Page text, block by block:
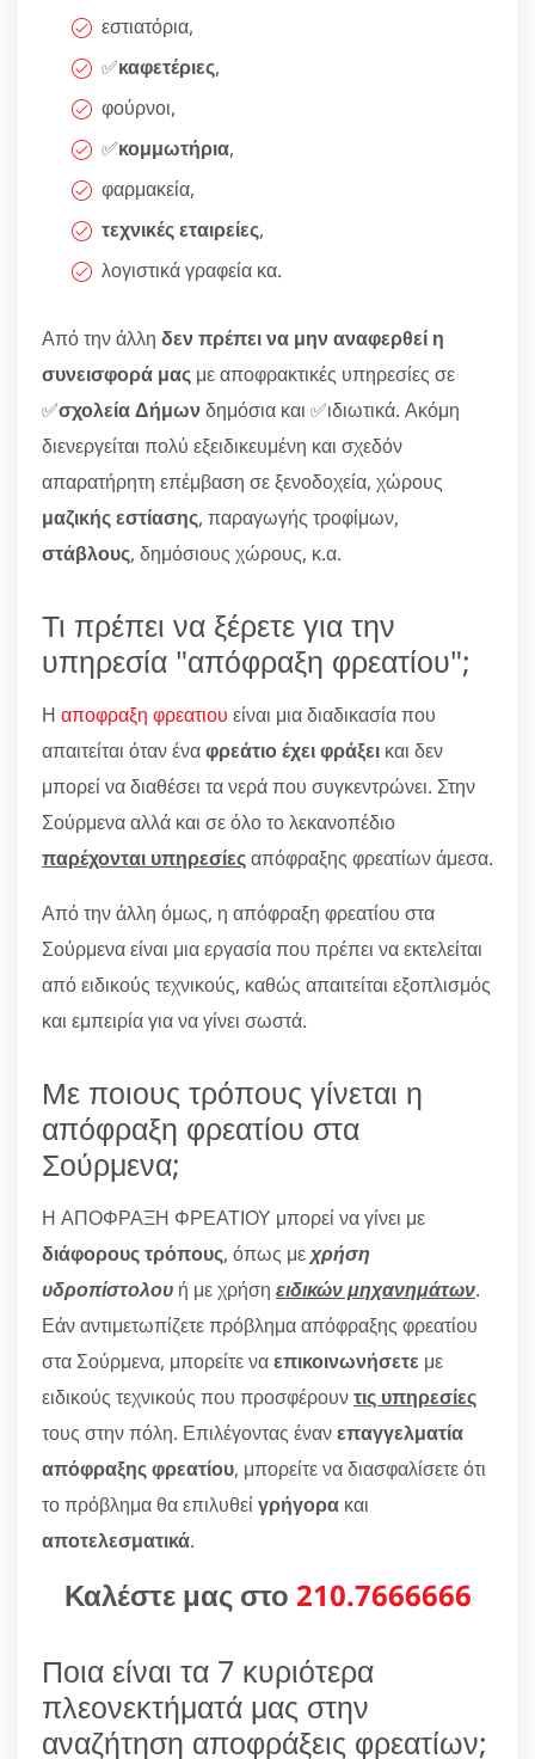
εστιατόρια,
✅καφετέριες,
φούρνοι,
✅κομμωτήρια,
φαρμακεία,
τεχνικές εταιρείες,
λογιστικά γραφεία κα.
Από την άλλη δεν πρέπει να μην αναφερθεί η
συνεισφορά μας με αποφρακτικές υπηρεσίες σε
✅σχολεία Δήμωνδημόσια και ✅ιδιωτικά. Ακόμη
διενεργείται πολύ εξειδικευμένη και σχεδόν
απαρατήρητη επέμβαση σε ξενοδοχεία, χώρους
μαζικής εστίασης, παραγωγής τροφίμων,
στάβλους, δημόσιους χώρους, κ.α.
Τι πρέπει να ξέρετε για την
υπηρεσία "απόφραξη φρεατίου";
Η αποφραξη φρεατιου είναι μια διαδικασία που
απαιτείται όταν έναφρεάτιο έχει φράξει και δεν
μπορεί να διαθέσει τα νερά που συγκεντρώνει. Στην
Σούρμενα αλλά και σε όλο το λεκανοπέδιο
παρέχονται υπηρεσίεςαπόφραξης φρεατίων άμεσα.
Από την άλλη όμως, η απόφραξη φρεατίου στα
Σούρμενα είναι μια εργασία που πρέπει να εκτελείται
από ειδικούς τεχνικούς, καθώς απαιτείται εξοπλισμός
και εμπειρία για να γίνει σωστά.
Με ποιους τρόπους γίνεται η
απόφραξη φρεατίου στα
Σούρμενα;
Η ΑΠΟΦΡΑΞΗ ΦΡΕΑΤΙΟΥ μπορεί να γίνει με
διάφορους τρόπους, όπως με χρήση
υδροπίστολου ή με χρήση ειδικών μηχανημάτων.
Εάν αντιμετωπίζετε πρόβλημα απόφραξης φρεατίου
στα Σούρμενα, μπορείτε ναεπικοινωνήσετε με
ειδικούς τεχνικούς που προσφέρουντις υπηρεσίες
τους στην πόλη. Επιλέγοντας ένανεπαγγελματία
απόφραξης φρεατίου, μπορείτε να διασφαλίσετε ότι
το πρόβλημα θα επιλυθείγρήγορα και
αποτελεσματικά.
Καλέστε μας στο 210.7666666
Ποια είναι τα 7 κυριότερα
πλεονεκτήματά μας στην
αναζήτηση αποφράξεις φρεατίων;